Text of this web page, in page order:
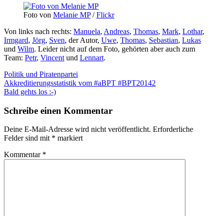
Foto von Melanie MP/Flickr
Von links nach rechts: Manuela, Andreas, Thomas, Mark, Lothar,
Irmgard, Jörg, Sven, der Autor, Uwe, Thomas, Sebastian, Lukas
und Wilm. Leider nicht auf dem Foto, gehörten aber auch zum
Team: Petr, Vincent und Lennart.
Politik und Piratenpartei
Beitragsnavigation
Akkreditierungsstatistik vom #aBPT #BPT20142
Bald gehts los :-)
Schreibe einen Kommentar
Deine E-Mail-Adresse wird nicht veröffentlicht. Erforderliche
Felder sind mit * markiert
Kommentar *